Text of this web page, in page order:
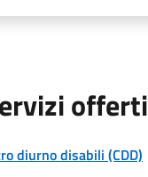
offerti
diurno disabili (CDD)